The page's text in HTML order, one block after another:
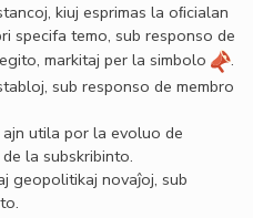
kiuj esprimas la oﬁcialan
specifa temo, sub responso de
markitaj per la simbolo
.
sub responso de membro
utila por la evoluo de
la subskribinto.
geopolitikaj novaĵoj, sub